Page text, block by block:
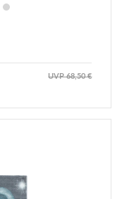
UVP 68,50 €